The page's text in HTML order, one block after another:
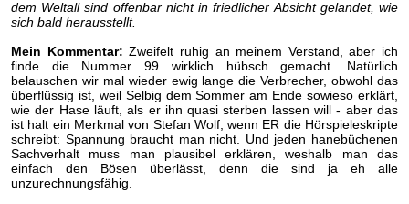
dem Weltall sind offenbar nicht in friedlicher Absicht gelandet, wie
sich bald herausstellt.
Mein Kommentar: Zweifelt ruhig an meinem Verstand, aber ich
finde die Nummer 99 wirklich hübsch gemacht. Natürlich
belauschen wir mal wieder ewig lange die Verbrecher, obwohl das
überflüssig ist, weil Selbig dem Sommer am Ende sowieso erklärt,
wie der Hase läuft, als er ihn quasi sterben lassen will - aber das
ist halt ein Merkmal von Stefan Wolf, wenn ER die Hörspieleskripte
schreibt: Spannung braucht man nicht. Und jeden hanebüchenen
Sachverhalt muss man plausibel erklären, weshalb man das
einfach den Bösen überlässt, denn die sind ja eh alle
unzurechnungsfähig.